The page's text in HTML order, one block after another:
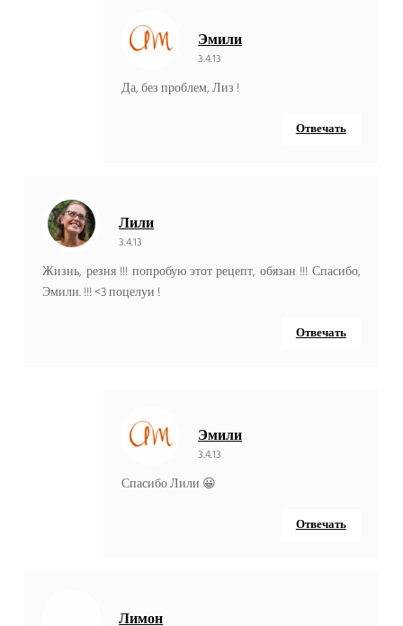
Эмили
3.4.13
Да, без проблем, Лиз !
Отвечать
Лили
3.4.13
Жизнь, резня !!! попробую этот рецепт, обязан !!! Спасибо,
Эмили. !!! <3 поцелуи !
Отвечать
Эмили
3.4.13
Спасибо Лили 😀
Отвечать
Лимон